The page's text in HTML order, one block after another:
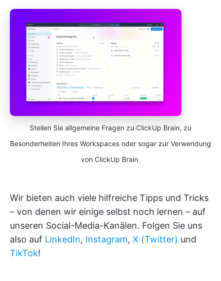
Stellen Sie allgemeine Fragen zu ClickUp Brain, zu
Besonderheiten Ihres Workspaces oder sogar zur Verwendung
von ClickUp Brain.
Wir bieten auch viele hilfreiche Tipps und Tricks
– von denen wir einige selbst noch lernen – auf
unseren Social-Media-Kanälen. Folgen Sie uns
also auf LinkedIn, Instagram, X (Twitter) und
TikTok!